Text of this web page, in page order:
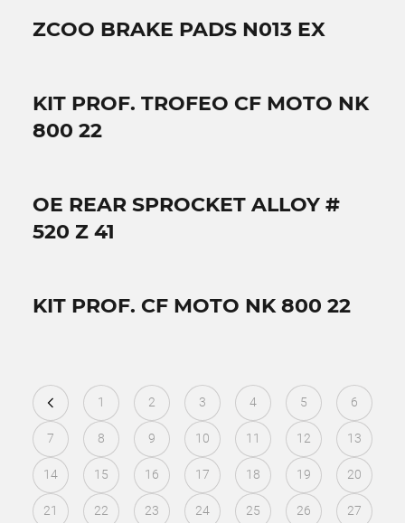
ZCOO BRAKE PADS N013 EX
KIT PROF. TROFEO CF MOTO NK
800 22
OE REAR SPROCKET ALLOY #
520 Z 41
KIT PROF. CF MOTO NK 800 22
1 2 3 4 5 6
7 8 9 10 11 12 13
14 15 16 17 18 19 20
21 22 23 24 25 26 27